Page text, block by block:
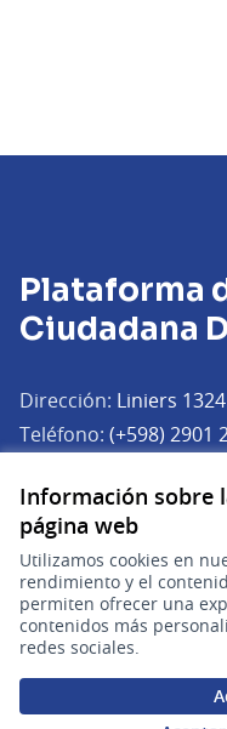
Información sobre
página web
Utilizamos cookies en
rendimiento y el
permiten ofrecer una
contenidos más
redes sociales.
Plataforma
Ciudadana
Dirección: Liniers
Teléfono: (+598) 2901
Horario de atención:
Lunes a viernes de
Plataforma de
(Enlace externo)
Plataforma de
(Enlace externo)
Plataforma de
(Enlace externo)
Participá